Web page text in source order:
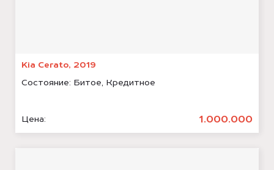
Kia Cerato, 2019
Состояние: Битое, Кредитное
Цена: 1.000.000